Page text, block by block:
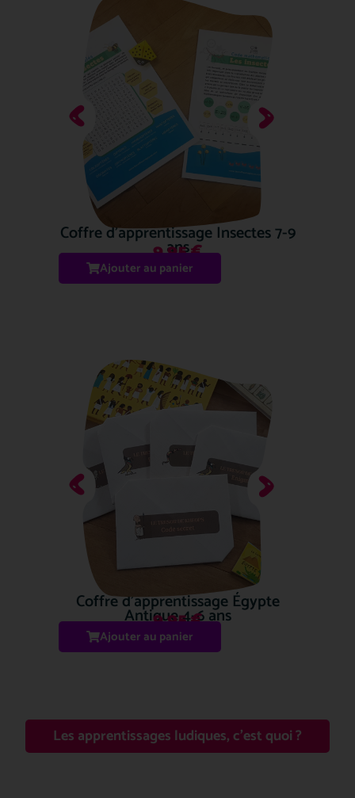
Coffre d’apprentissage Insectes 7-9
ans
9.95€
Ajouter au panier
Coffre d’apprentissage Égypte
Antique 4-6 ans
9.95€
Ajouter au panier
Les apprentissages ludiques, c'est quoi ?